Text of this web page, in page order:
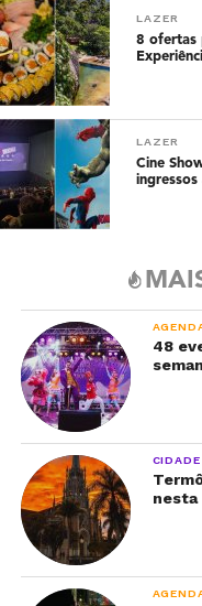
LAZER
8 ofertas
LAZER
Cine
48
CIDADE
nesta